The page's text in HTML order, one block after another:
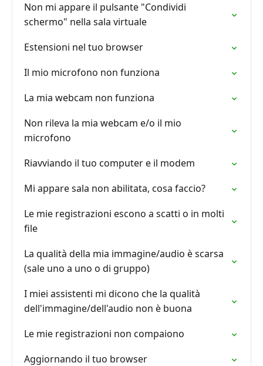
Non mi appare il pulsante "Condividi
schermo" nella sala virtuale
Estensioni nel tuo browser
Il mio microfono non funziona
La mia webcam non funziona
Non rileva la mia webcam e/o il mio
microfono
Riavviando il tuo computer e il modem
Mi appare sala non abilitata, cosa faccio?
Le mie registrazioni escono a scatti o in molti
file
La qualità della mia immagine/audio è scarsa
(sale uno a uno o di gruppo)
I miei assistenti mi dicono che la qualità
dell'immagine/dell'audio non è buona
Le mie registrazioni non compaiono
Aggiornando il tuo browser